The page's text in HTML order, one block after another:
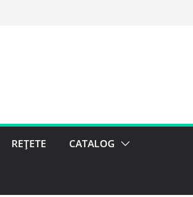
REȚETE CATALOG